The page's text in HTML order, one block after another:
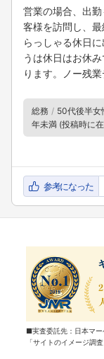
営業の場合、出
客様を訪問し、
らっしゃる休日
うは休日はお休
ります。ノー残業
総務 50代後半女
年未満 (投稿時に
参考になった
■実査委託先：日本マ
「サイトのイメージ調査